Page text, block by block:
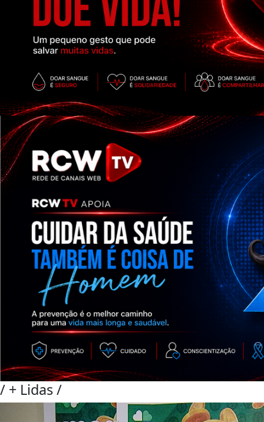
/ + Lidas/